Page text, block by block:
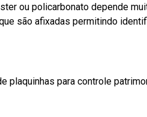
ou policarbonato depende
são afixadas permitindo
plaquinhas para controle